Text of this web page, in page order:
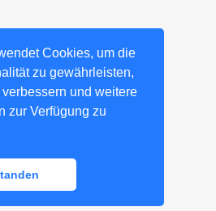
Cookies, um die
zu gewährleisten,
und weitere
zur Verfügung zu